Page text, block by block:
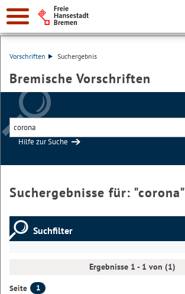
Vorschriften Suchergebnis
Bremische Vorschriften
Hilfe zur Suche
Suchergebnisse für: "corona"
Suchfilter
Ergebnisse 1 - 1 von (1)
Seite
1